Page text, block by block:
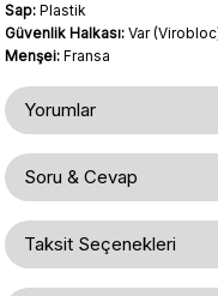
Sap: Plastik
Güvenlik Halkası: Var
Menşei: Fransa
Yorumlar
Bu
Soru & Cevap
Ürün
Taksit Seçenekleri